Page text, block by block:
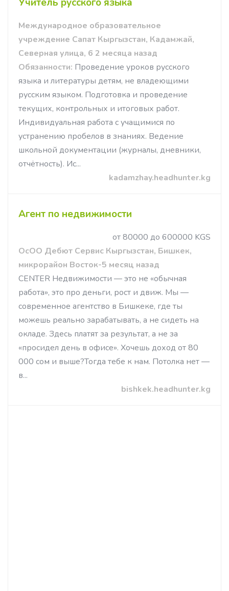
Международное образовательное
учреждение Сапат Кыргызстан, Кадамжай,
Северная улица, 6 2 месяца назад
Обязанности: Проведение уроков русского
языка и литературы детям, не владеющими
русским языком. Подготовка и проведение
текущих, контрольных и итоговых работ.
Индивидуальная работа с учащимися по
устранению пробелов в знаниях. Ведение
школьной документации (журналы, дневники,
отчётность). Ис...
kadamzhay.headhunter.kg
Агент по недвижимости
от 80000 до 600000 KGS
ОсОО Дебют Сервис Кыргызстан, Бишкек,
микрорайон Восток-5 месяц назад
CENTER Недвижимости — это не «обычная
работа», это про деньги, рост и движ. Мы —
современное агентство в Бишкеке, где ты
можешь реально зарабатывать, а не сидеть на
окладе. Здесь платят за результат, а не за
«просидел день в офисе». Хочешь доход от 80
000 сом и выше?Тогда тебе к нам. Потолка нет —
в...
bishkek.headhunter.kg